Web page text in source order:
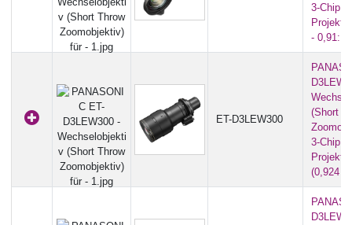
3-Chip
- 0,91:1)
ET-D3LEW300
(Short
3-Chip
(0,924 -